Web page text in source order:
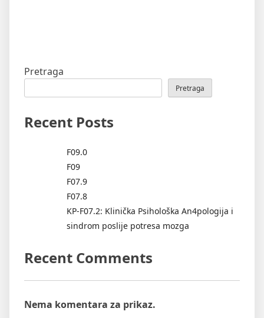
Pretraga
Pretraga
Recent Posts
F09.0
F09
F07.9
F07.8
KP-F07.2: Klinička Psihološka An4pologija i
sindrom poslije potresa mozga
Recent Comments
Nema komentara za prikaz.